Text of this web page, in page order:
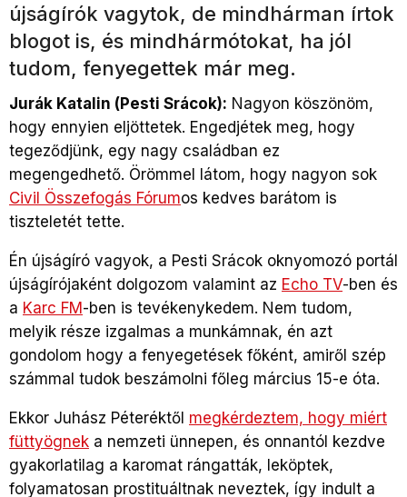
újságírók vagytok, de mindhárman írtok
blogot is, és mindhármótokat, ha jól
tudom, fenyegettek már meg.
Jurák Katalin (Pesti Srácok): Nagyon köszönöm,
hogy ennyien eljöttetek. Engedjétek meg, hogy
tegeződjünk, egy nagy családban ez
megengedhető. Örömmel látom, hogy nagyon sok
Civil Összefogás Fórumos kedves barátom is
tiszteletét tette.
Én újságíró vagyok, a Pesti Srácok oknyomozó portál
újságírójaként dolgozom valamint az Echo TV-ben és
a Karc FM -ben is tevékenykedem. Nem tudom,
melyik része izgalmas a munkámnak, én azt
gondolom hogy a fenyegetések főként, amiről szép
számmal tudok beszámolni főleg március 15-e óta.
Ekkor Juhász Péteréktől megkérdeztem, hogy miért
füttyögnek a nemzeti ünnepen, és onnantól kezdve
gyakorlatilag a karomat rángatták, leköptek,
folyamatosan prostituáltnak neveztek, így indult a